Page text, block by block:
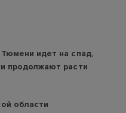
идет на спад,
продолжают расти
области